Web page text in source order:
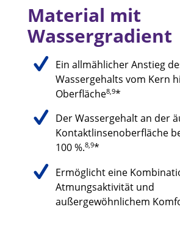
Material mit
Wassergradient
Ein allmählicher Anstieg
Wassergehalts vom Kern
Oberfläche8,9*
Der Wassergehalt an der
Kontaktlinsenoberfläche
100 %.8,9*
Ermöglicht eine
Atmungsaktivität und
außergewöhnlichem